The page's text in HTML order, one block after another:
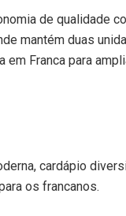
de qualidade
mantém duas
Franca para
cardápio
os francanos.